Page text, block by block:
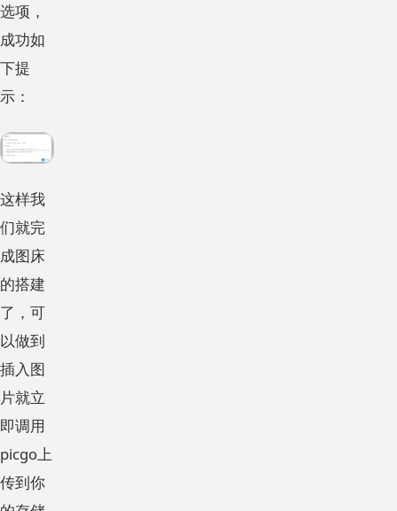
选项，
成功如
下提
示：
这样我
们就完
成图床
的搭建
了，可
以做到
插入图
片就立
即调用
picgo上
传到你